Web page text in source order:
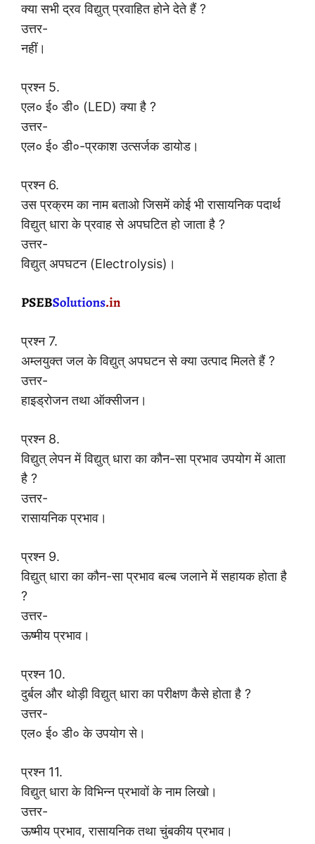
क्या सभी द्रव विद्युत् प्रवाहित होने देते हैं ?
उत्तर-
नहीं।
प्रश्न 5.
एल० ई० डी० (LED) क्या है ?
उत्तर-
एल० ई० डी०-प्रकाश उत्सर्जक डायोड।
प्रश्न 6.
उस प्रक्रम का नाम बताओ जिसमें कोई भी रासायनिक पदार्थ
विद्युत् धारा के प्रवाह से अपघटित हो जाता है ?
उत्तर-
विद्युत् अपघटन (Electrolysis)।
प्रश्न 7.
अम्लयुक्त जल के विद्युत् अपघटन से क्या उत्पाद मिलते हैं ?
उत्तर-
हाइड्रोजन तथा ऑक्सीजन।
प्रश्न 8.
विद्युत् लेपन में विद्युत् धारा का कौन-सा प्रभाव उपयोग में आता
है ?
उत्तर-
रासायनिक प्रभाव।
प्रश्न 9.
विद्युत् धारा का कौन-सा प्रभाव बल्ब जलाने में सहायक होता है
?
उत्तर-
ऊष्मीय प्रभाव।
प्रश्न 10.
दुर्बल और थोड़ी विद्युत् धारा का परीक्षण कैसे होता है ?
उत्तर-
एल० ई० डी० के उपयोग से।
प्रश्न 11.
विद्युत् धारा के विभिन्न प्रभावों के नाम लिखो।
उत्तर-
ऊष्मीय प्रभाव, रासायनिक तथा चुंबकीय प्रभाव।